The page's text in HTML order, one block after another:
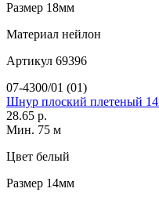
Размер 18мм
Материал нейлон
Артикул 69396
07-4300/01 (01)
Шнур плоский плетеный
28.65 р.
Мин. 75 м
Цвет белый
Размер 14мм